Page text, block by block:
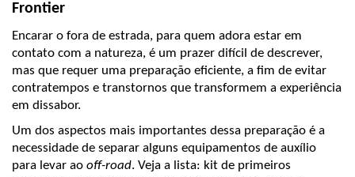
Frontier
Encarar o fora de estrada, para quem adora estar em
contato com a natureza, é um prazer difícil de descrever,
mas que requer uma preparação eficiente, a fim de evitar
contratempos e transtornos que transformem a experiência
em dissabor.
Um dos aspectos mais importantes dessa preparação é a
necessidade de separar alguns equipamentos de auxílio
para levar ao off-road. Veja a lista: kit de primeiros